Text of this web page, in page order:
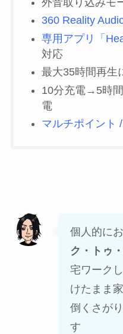
360 Reality
専用アプリ「
対応
最大35時間再生
10分充電→5時
電
マルチポイント
個人的に
ク・トゥ
宅ワーク
けたまま
倒くさが
す